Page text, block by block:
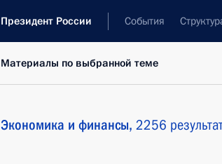
Президент России События
Материалы по выбранной теме
Экономика и финансы, 2256